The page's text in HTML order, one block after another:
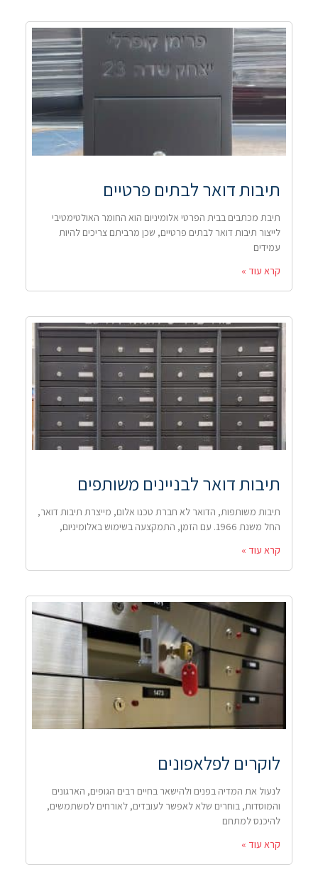
תיבות דואר לבתים פרטיים
תיבת מכתבים בבית הפרטי אלומיניום הוא החומר האולטימטיבי
לייצור תיבות דואר לבתים פרטיים, שכן מרביתם צריכים להיות
עמידים
קרא עוד »
תיבות דואר לבניינים משותפים
תיבות משותפות, הדואר לא חברת טכנו אלום, מייצרת תיבות דואר,
החל משנת 1966. עם הזמן, התמקצעה בשימוש באלומיניום,
קרא עוד »
לוקרים לפלאפונים
לנעול את המדיה בפנים ולהישאר בחיים רבים הגופים, הארגונים
והמוסדות, בוחרים שלא לאפשר לעובדים, לאורחים למשתמשים,
להיכנס למתחם
קרא עוד »